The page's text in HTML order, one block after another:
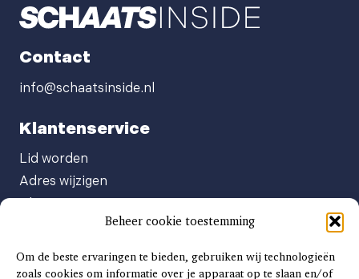
Beheer cookie toestemming
Om de beste ervaringen te bieden, gebruiken wij technologieën
zoals cookies om informatie over je apparaat op te slaan en/of
ZELF
REGIE
aantal
Contact
info@schaatsinside.nl
Klantenservice
Lid worden
Adres wijzigen
Abonnement opzeggen
Afgeven automatische incasso
Factuur betalen